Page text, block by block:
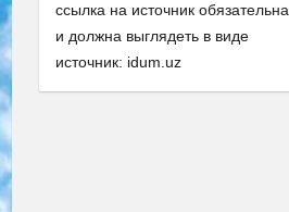
ссылка на источник обязательна
и должна выглядеть в виде
источник: idum.uz